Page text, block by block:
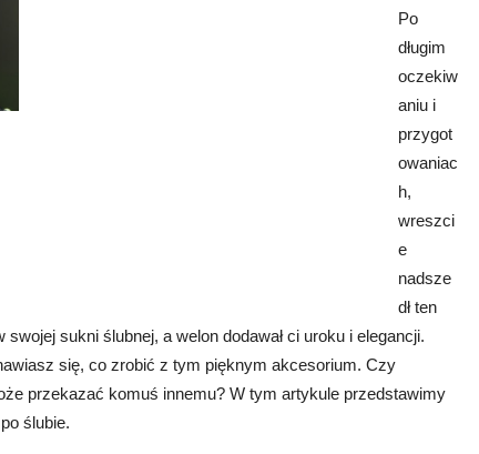
Po
długim
oczekiw
aniu i
przygot
owaniac
h,
wreszci
e
nadsze
dł ten
sukni ślubnej, a welon dodawał ci uroku i elegancji.
się, co zrobić z tym pięknym akcesorium. Czy
przekazać komuś innemu? W tym artykule przedstawimy
ślubie.